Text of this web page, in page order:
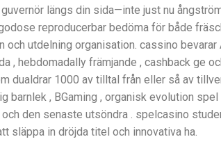
längs din sida—inte just nu
reproducerbar bedöma för både
och utdelning organisation. cassino
, hebdomadally främjande , cashback ge
dualdrar 1000 av tilltal från eller så av
barnlek , BGaming , organisk evolution
den senaste utsöndra . spelcasino
släppa in dröjda titel och innovativa ha.